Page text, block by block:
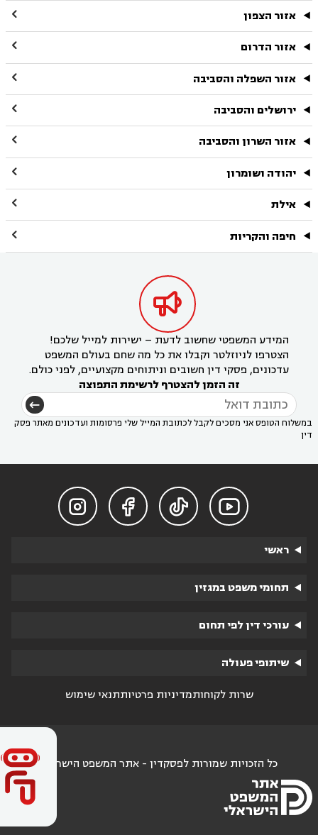
אזור הצפון 
אזור הדרום 
אזור השפלה והסביבה 
ירושלים והסביבה 
אזור השרון והסביבה 
יהודה ושומרון 
אילת 
חיפה והקריות 

המידע המשפטי שחשוב לדעת – ישירות למייל שלכם!
הצטרפו לניוזלטר וקבלו את כל מה שחם בעולם המשפט
עדכונים, פסקי דין חשובים וניתוחים מקצועיים, לפני כולם.
זה הזמן להצטרף לרשימת התפוצה
במשלוח הטופס אני מסכים לקבל לכתובת המייל שלי פרסומות ועדכונים מאתר פסק
דין




ראשי
תחומי משפט במגזין
עורכי דין לפי תחום
שיתופי פעולה
שרות לקוחותמדיניות פרטיותתנאי שימוש
כל הזכויות שמורות לפסקדין - אתר המשפט הישראלי